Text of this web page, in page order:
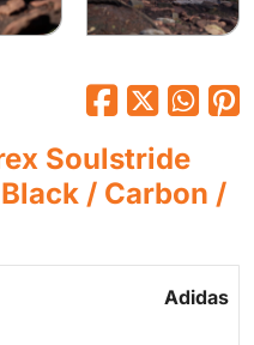
Soulstride
/ Carbon /
Adidas